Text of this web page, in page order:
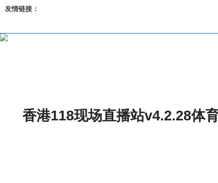
友情链接：
香港118现场直播站v4.2.28体